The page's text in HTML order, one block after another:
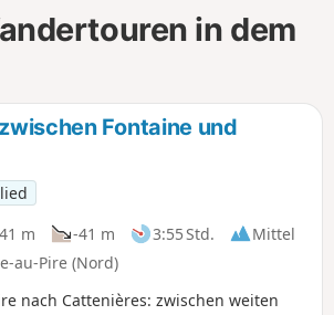
in dem
Fontaine und
m -41 m 3:55 Std.
Mittel
au-Pire (Nord)
nach Cattenières: zwischen weiten